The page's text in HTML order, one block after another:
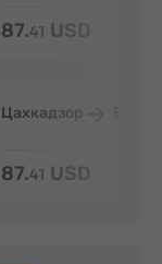
87.41 USD
Цахкадзор
87.41 USD